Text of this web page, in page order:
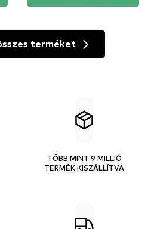
terméket
TÖBB MINT 9 MILLIÓ
TERMÉK KISZÁLLÍTVA